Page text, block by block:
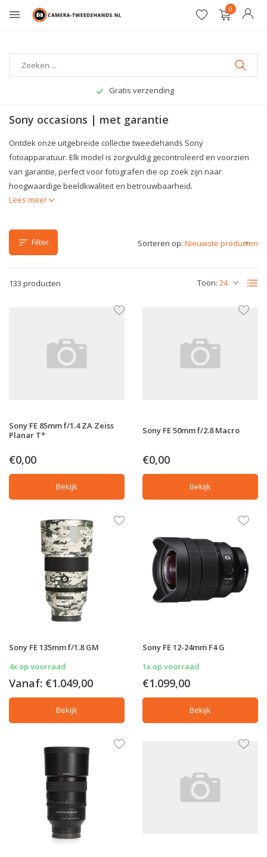
0
Gratis verzending
Sony occasions | met garantie
Ontdek onze uitgebreide collectie tweedehands Sony
fotoapparatuur. Elk model is zorgvuldig gecontroleerd en voorzien
van garantie, perfect voor fotografen die op zoek zijn naar
hoogwaardige beeldkwaliteit en betrouwbaarheid.
Lees meer
Filter
133 producten Toon:
Sorteren op:
Sony FE 85mm f/1.4 ZA Zeiss
Planar T*
€0,00
Bekijk
Sony FE 50mm f/2.8 Macro
€0,00
Bekijk
Sony FE 135mm f/1.8 GM
4x op voorraad
Vanaf: €1.049,00
Bekijk
Sony FE 12-24mm F4 G
1x op voorraad
€1.099,00
Bekijk